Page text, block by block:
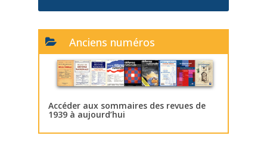
Anciens numéros
Accéder aux sommaires des revues de
1939 à aujourd’hui